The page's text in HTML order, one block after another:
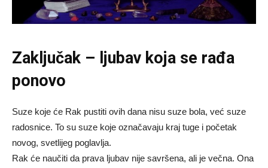
Zaključak – ljubav koja se rađa
ponovo
Suze koje će Rak pustiti ovih dana nisu suze bola, već suze
radosnice. To su suze koje označavaju kraj tuge i početak
novog, svetlijeg poglavlja.
Rak će naučiti da prava ljubav nije savršena, ali je večna. Ona